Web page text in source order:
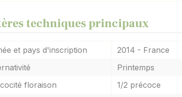
techniques principaux
et pays d'inscription
2014 - France
Printemps
floraison
1/2 précoce